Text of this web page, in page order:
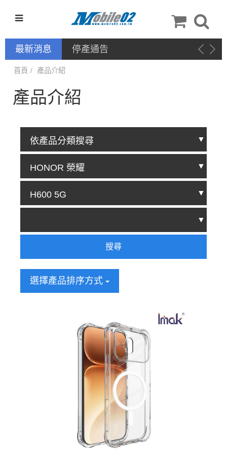
最新消息 停產通告
首頁 產品介紹
產品介紹
搜尋
選擇產品排序方式